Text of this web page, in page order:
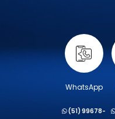
WhatsApp
(51) 99678-